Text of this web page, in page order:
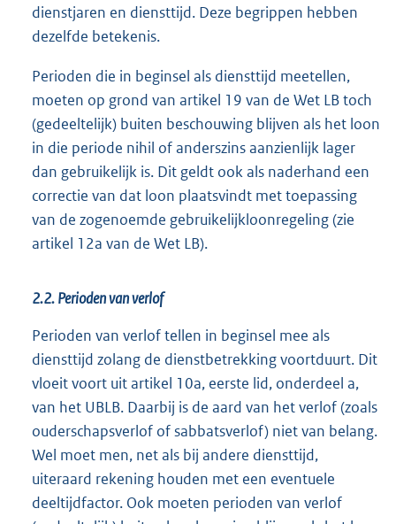
dienstjaren en diensttijd. Deze begrippen hebben
dezelfde betekenis.
Perioden die in beginsel als diensttijd meetellen,
moeten op grond van artikel 19 van de Wet LB toch
(gedeeltelijk) buiten beschouwing blijven als het loon
in die periode nihil of anderszins aanzienlijk lager
dan gebruikelijk is. Dit geldt ook als naderhand een
correctie van dat loon plaatsvindt met toepassing
van de zogenoemde gebruikelijkloonregeling (zie
artikel 12a van de Wet LB).
2.2. Perioden van verlof
Perioden van verlof tellen in beginsel mee als
diensttijd zolang de dienstbetrekking voortduurt. Dit
vloeit voort uit artikel 10a, eerste lid, onderdeel a,
van het UBLB. Daarbij is de aard van het verlof (zoals
ouderschapsverlof of sabbatsverlof) niet van belang.
Wel moet men, net als bij andere diensttijd,
uiteraard rekening houden met een eventuele
deeltijdfactor. Ook moeten perioden van verlof